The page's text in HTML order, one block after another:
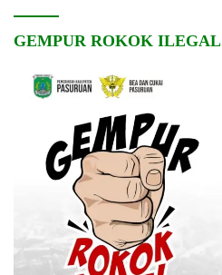
GEMPUR ROKOK ILEGAL